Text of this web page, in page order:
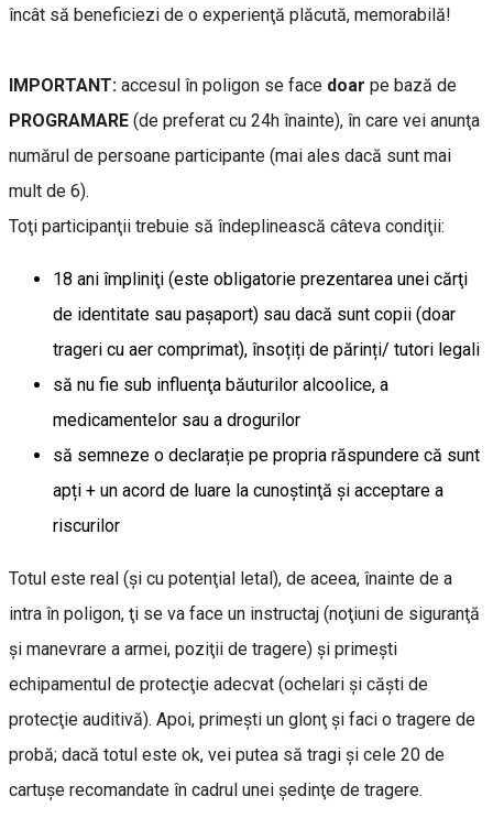
încât să beneficiezi de o experienţă plăcută, memorabilă!
IMPORTANT: accesul în poligon se face doar pe bază de
PROGRAMARE (de preferat cu 24h înainte), în care vei anunţa
numărul de persoane participante (mai ales dacă sunt mai
mult de 6).
Toţi participanţii trebuie să îndeplinească câteva condiţii:
18 ani împliniţi (este obligatorie prezentarea unei cărţi
de identitate sau paşaport) sau dacă sunt copii (doar
trageri cu aer comprimat), însoțiți de părinți/ tutori legali
să nu fie sub influenţa băuturilor alcoolice, a
medicamentelor sau a drogurilor
să semneze o declarație pe propria răspundere că sunt
apți + un acord de luare la cunoştinţă şi acceptare a
riscurilor
Totul este real (şi cu potenţial letal), de aceea, înainte de a
intra în poligon, ţi se va face un instructaj (noţiuni de siguranţă
şi manevrare a armei, poziţii de tragere) şi primeşti
echipamentul de protecţie adecvat (ochelari şi căşti de
protecţie auditivă). Apoi, primeşti un glonţ şi faci o tragere de
probă; dacă totul este ok, vei putea să tragi şi cele 20 de
cartuşe recomandate în cadrul unei şedinţe de tragere.